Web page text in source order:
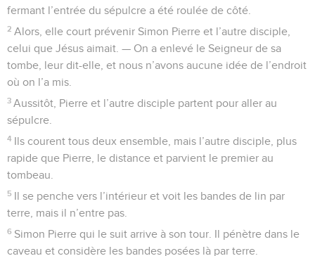
fermant l’entrée du sépulcre a été roulée de côté.
2 Alors, elle court prévenir Simon Pierre et l’autre disciple,
celui que Jésus aimait. — On a enlevé le Seigneur de sa
tombe, leur dit-elle, et nous n’avons aucune idée de l’endroit
où on l’a mis.
3 Aussitôt, Pierre et l’autre disciple partent pour aller au
sépulcre.
4 Ils courent tous deux ensemble, mais l’autre disciple, plus
rapide que Pierre, le distance et parvient le premier au
tombeau.
5 Il se penche vers l’intérieur et voit les bandes de lin par
terre, mais il n’entre pas.
6 Simon Pierre qui le suit arrive à son tour. Il pénètre dans le
caveau et considère les bandes posées là par terre.